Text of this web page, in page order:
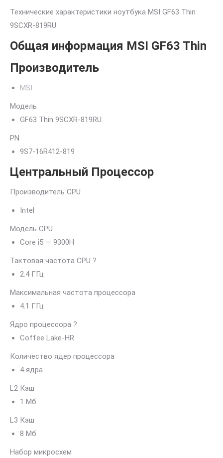
Технические характеристики ноутбука MSI GF63 Thin
9SCXR-819RU
Общая информация MSI GF63 Thin
Производитель
MSI
Модель
GF63 Thin 9SCXR-819RU
PN
9S7-16R412-819
Центральный Процессор
Производитель CPU
Intel
Модель CPU
Core i5 — 9300H
Тактовая частота CPU ?
2.4 ГГц
Максимальная частота процессора
4.1 ГГц
Ядро процессора ?
Coffee Lake-HR
Количество ядер процессора
4 ядра
L2 Кэш
1 Мб
L3 Кэш
8 Мб
Набор микросхем